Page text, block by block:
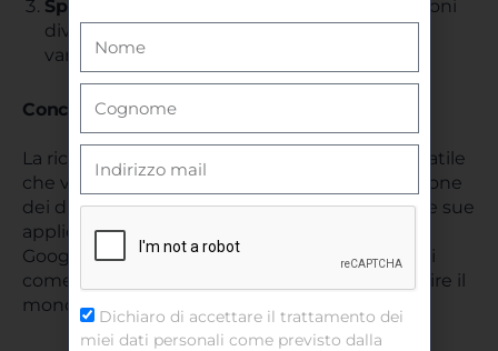
Sperimenta con le dimensioni
: carica versioni
diverse della stessa immagine per risultati
variati.
Conclusioni
La ricerca per immagini è uno strumento versatile
che va oltre la semplice curiosità. Dalla protezione
dei diritti d’autore al monitoraggio del brand, le sue
applicazioni sono molteplici e preziose. Con
Google, Bing, Yandex e strumenti di terze parti
come Tineye, hai tutto ciò che serve per scoprire il
mondo nascosto dietro le immagini.
Dichiaro di accettare il trattamento dei
miei dati personali come previsto dalla